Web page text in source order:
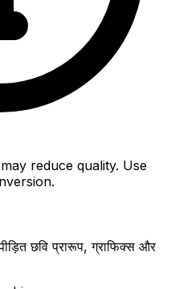
reduce quality. Use
छवि प्रारूप, ग्राफिक्स और